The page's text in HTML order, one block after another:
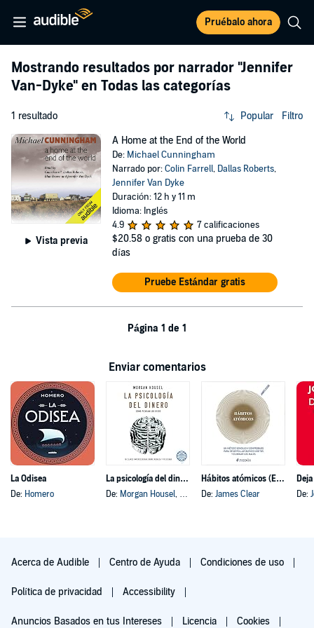
Pruébalo ahora
Mostrando resultados por narrador "Jennifer
Van-Dyke" en Todas las categorías
1 resultado Popular Filtro
Vista previa
A Home at the End of the World
De: Michael Cunningham
Narrado por:Colin Farrell, Dallas Roberts,
Jennifer Van Dyke
Duración: 12 h y 11 m
Idioma: Inglés
4.9
7 calificaciones
$20.58 o gratis con una prueba de 30
días
Pruebe Estándar gratis
Página 1 de 1
Enviar comentarios
La Odisea
De: Homero
La psicología del dinero
De: Morgan Housel, y otros
Hábitos atómicos (Español neutro)
De: James Clear
De:
Acerca de Audible Centro de Ayuda Condiciones de uso
Política de privacidad Accessibility
Anuncios Basados en tus Intereses Licencia Cookies